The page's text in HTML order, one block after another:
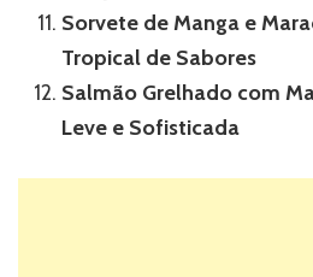
Sorvete de Manga e
Tropical de Sabores
Salmão Grelhado com
Leve e Sofisticada